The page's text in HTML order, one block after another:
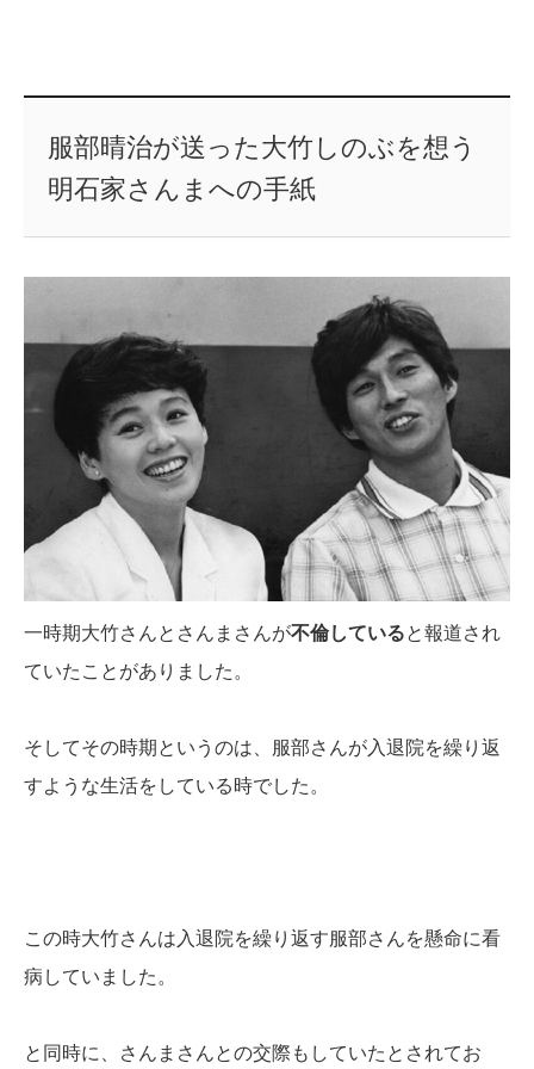
服部晴治が送った大竹しのぶを想う
明石家さんまへの手紙
一時期大竹さんとさんまさんが不倫していると報道され
ていたことがありました。
そしてその時期というのは、服部さんが入退院を繰り返
すような生活をしている時でした。
この時大竹さんは入退院を繰り返す服部さんを懸命に看
病していました。
と同時に、さんまさんとの交際もしていたとされてお